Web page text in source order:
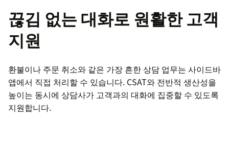
끊김 없는 대화로 원활한 고객
지원
환불이나 주문 취소와 같은 가장 흔한 상담 업무는 사이드바
앱에서 직접 처리할 수 있습니다. CSAT와 전반적 생산성을
높이는 동시에 상담사가 고객과의 대화에 집중할 수 있도록
지원합니다.